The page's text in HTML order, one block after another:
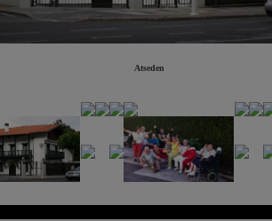
Atseden